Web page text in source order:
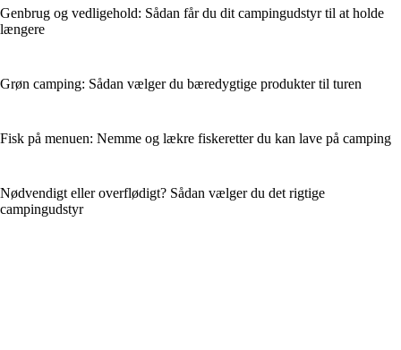
Genbrug og vedligehold: Sådan får du dit campingudstyr til at holde
længere
Grøn camping: Sådan vælger du bæredygtige produkter til turen
Fisk på menuen: Nemme og lækre fiskeretter du kan lave på camping
Nødvendigt eller overflødigt? Sådan vælger du det rigtige
campingudstyr